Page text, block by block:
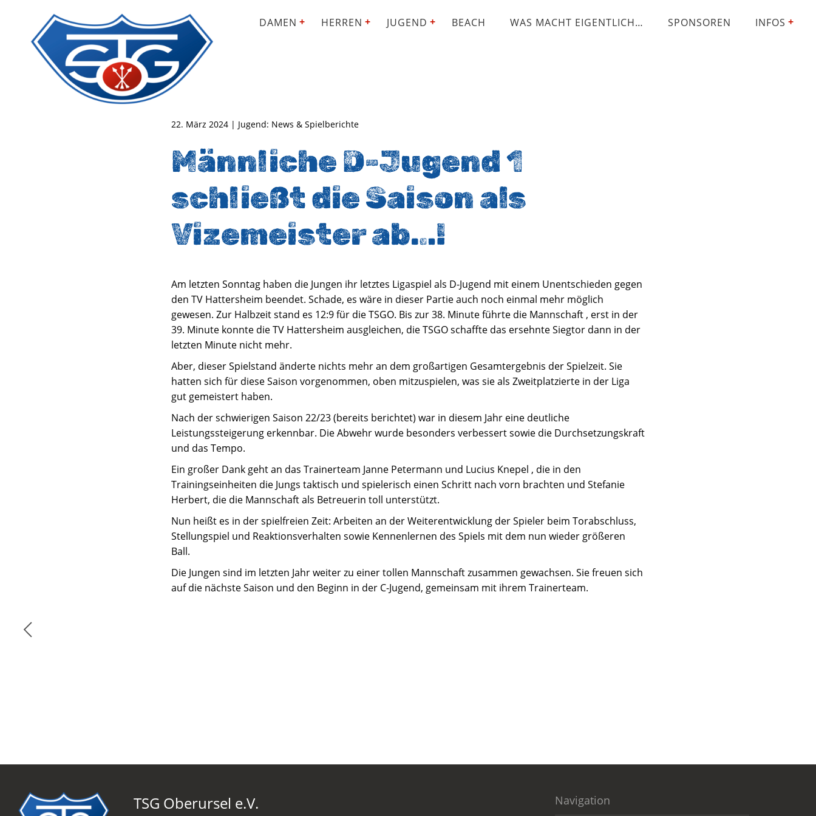
DAMEN HERREN JUGEND BEACH WAS MACHT EIGENTLICH… SPONSOREN INFOS
22. März 2024 | Jugend: News & Spielberichte
Männliche D-Jugend 1
schließt die Saison als
Vizemeister ab…!
Am letzten Sonntag haben die Jungen ihr letztes Ligaspiel als D-Jugend mit einem Unentschieden gegen
den TV Hattersheim beendet. Schade, es wäre in dieser Partie auch noch einmal mehr möglich
gewesen. Zur Halbzeit stand es 12:9 für die TSGO. Bis zur 38. Minute führte die Mannschaft , erst in der
39. Minute konnte die TV Hattersheim ausgleichen, die TSGO schaffte das ersehnte Siegtor dann in der
letzten Minute nicht mehr.
Aber, dieser Spielstand änderte nichts mehr an dem großartigen Gesamtergebnis der Spielzeit. Sie
hatten sich für diese Saison vorgenommen, oben mitzuspielen, was sie als Zweitplatzierte in der Liga
gut gemeistert haben.
Nach der schwierigen Saison 22/23 (bereits berichtet) war in diesem Jahr eine deutliche
Leistungssteigerung erkennbar. Die Abwehr wurde besonders verbessert sowie die Durchsetzungskraft
und das Tempo.
Ein großer Dank geht an das Trainerteam Janne Petermann und Lucius Knepel , die in den
Trainingseinheiten die Jungs taktisch und spielerisch einen Schritt nach vorn brachten und Stefanie
Herbert, die die Mannschaft als Betreuerin toll unterstützt.
Nun heißt es in der spielfreien Zeit: Arbeiten an der Weiterentwicklung der Spieler beim Torabschluss,
Stellungspiel und Reaktionsverhalten sowie Kennenlernen des Spiels mit dem nun wieder größeren
Ball.
Die Jungen sind im letzten Jahr weiter zu einer tollen Mannschaft zusammen gewachsen. Sie freuen sich
auf die nächste Saison und den Beginn in der C-Jugend, gemeinsam mit ihrem Trainerteam.
TSG Oberursel e.V. Navigation